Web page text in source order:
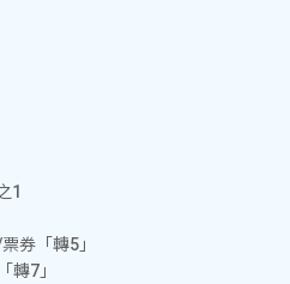
1
券「轉5」
轉7」